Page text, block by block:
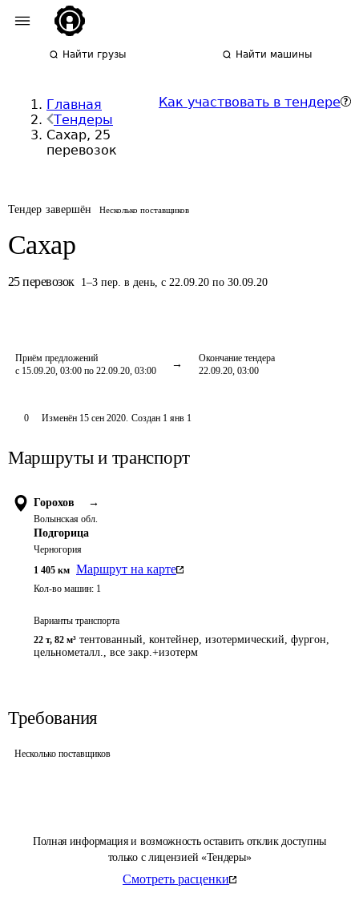
Найти грузы Найти машины
Главная
Тендеры
Сахар, 25
перевозок
Как участвовать в тендере
Тендер завершён Несколько поставщиков
Сахар
25 перевозок 1–3 пер. в день, с 22.09.20 по 30.09.20
Приём предложений
с 15.09.20, 03:00 по 22.09.20, 03:00
Окончание тендера
22.09.20, 03:00
Полная информация и возможность оставить отклик доступны
только с лицензией «Тендеры»
Смотреть расценки
0 Изменён 15 сен 2020. Создан 1 янв 1
Маршруты и транспорт
Горохов →
Волынская обл.
Подгорица
Черногория
1 405 км Маршрут на карте
Кол-во машин: 1
Варианты транспорта
22 т, 82 м³ тентованный, контейнер, изотермический, фургон,
цельнометалл., все закр.+изотерм
Требования
Несколько поставщиков